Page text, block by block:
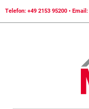
Telefon: +49 2153 95200 • Email: